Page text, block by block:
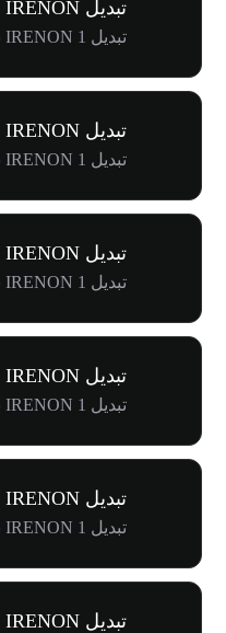
تبدیل IRENON به PHP
تبدیل 1 IRENON به ₱2.49K
تبدیل IRENON به AUD
تبدیل 1 IRENON به $58.05
تبدیل IRENON به IDR
تبدیل 1 IRENON به Rp732.50K
تبدیل IRENON به EUR
تبدیل 1 IRENON به €35.49
تبدیل IRENON به CAD
تبدیل 1 IRENON به C$57.21
تبدیل IRENON به INR